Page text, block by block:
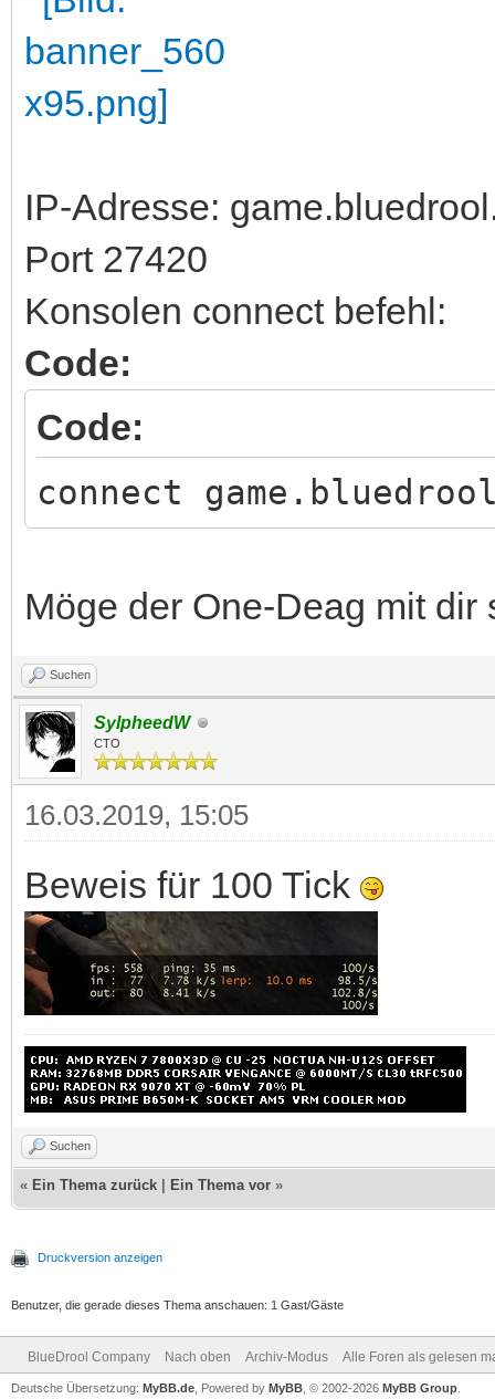
IP-Adresse:
Port 27420
Konsolen connect befehl:
Code:
Code:
connect
Möge der One-Deag mit
Suchen
SylpheedW
CTO
16.03.2019, 15:05
Beweis für 100 Tick
Suchen
« Ein Thema zurück Ein Thema vor »
Druckversion anzeigen
Benutzer, die gerade dieses Thema anschauen: 1 Gast/Gäste
BlueDrool Company Nach oben Archiv-Modus Alle Foren als gelesen
Deutsche Übersetzung: MyBB.de , Powered by MyBB , © 2002-2026 MyBB Group